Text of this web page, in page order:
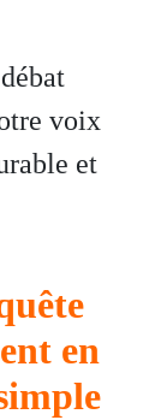
voix
et
en